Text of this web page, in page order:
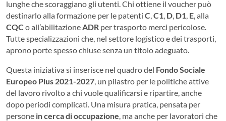
lunghe che scoraggiano gli utenti. Chi ottiene il voucher può
destinarlo alla formazione per le patenti C,C1, D, D1, E, alla
CQC o all’abilitazioneADR per trasporto merci pericolose.
Tutte specializzazioni che, nel settore logistico e dei trasporti,
aprono porte spesso chiuse senza un titolo adeguato.
Questa iniziativa si inserisce nel quadro del Fondo Sociale
Europeo Plus 2021-2027, un pilastro per le politiche attive
del lavoro rivolto a chi vuole qualificarsi e ripartire, anche
dopo periodi complicati. Una misura pratica, pensata per
persone in cerca di occupazione, ma anche per lavoratori che